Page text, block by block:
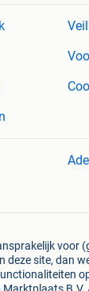
voor
deze site, dan